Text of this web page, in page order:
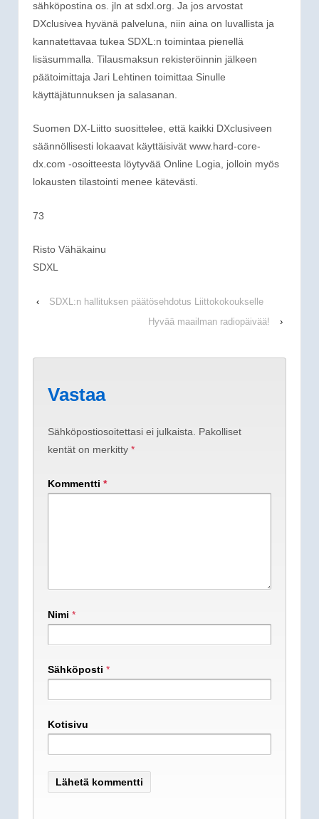
sähköpostina os. jln at sdxl.org. Ja jos arvostat
DXclusivea hyvänä palveluna, niin aina on luvallista ja
kannatettavaa tukea SDXL:n toimintaa pienellä
lisäsummalla. Tilausmaksun rekisteröinnin jälkeen
päätoimittaja Jari Lehtinen toimittaa Sinulle
käyttäjätunnuksen ja salasanan.
Suomen DX-Liitto suosittelee, että kaikki DXclusiveen
säännöllisesti lokaavat käyttäisivät www.hard-core-
dx.com -osoitteesta löytyvää Online Logia, jolloin myös
lokausten tilastointi menee kätevästi.
73
Risto Vähäkainu
SDXL
‹
SDXL:n hallituksen päätösehdotus Liittokokoukselle
Hyvää maailman radiopäivää!
›
Vastaa
Sähköpostiosoitettasi ei julkaista. Pakolliset
kentät on merkitty *
Kommentti *
Nimi *
Sähköposti *
Kotisivu